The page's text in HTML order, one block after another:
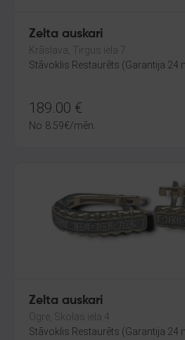
Zelta auskari
Krāslava, Tirgus iela 7
Stāvoklis Restaurēts (Garantija 24
189.00 €
No 8.59€/mēn.
Zelta auskari
Ogre, Skolas iela 4
Stāvoklis Restaurēts (Garantija 24